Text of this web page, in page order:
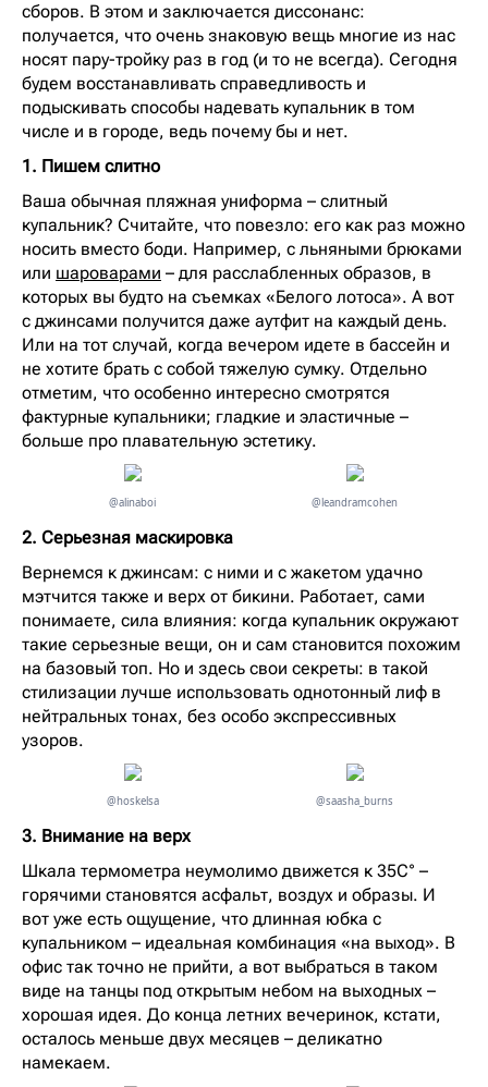
сборов. В этом и заключается диссонанс:
получается, что очень знаковую вещь многие из нас
носят пару-тройку раз в год (и то не всегда). Сегодня
будем восстанавливать справедливость и
подыскивать способы надевать купальник в том
числе и в городе, ведь почему бы и нет.
1. Пишем слитно
Ваша обычная пляжная униформа – слитный
купальник? Считайте, что повезло: его как раз можно
носить вместо боди. Например, с льняными брюками
или шароварами – для расслабленных образов, в
которых вы будто на съемках «Белого лотоса». А вот
с джинсами получится даже аутфит на каждый день.
Или на тот случай, когда вечером идете в бассейн и
не хотите брать с собой тяжелую сумку. Отдельно
отметим, что особенно интересно смотрятся
фактурные купальники; гладкие и эластичные –
больше про плавательную эстетику.
@alinaboi @leandramcohen
2. Серьезная маскировка
Вернемся к джинсам: с ними и с жакетом удачно
мэтчится также и верх от бикини. Работает, сами
понимаете, сила влияния: когда купальник окружают
такие серьезные вещи, он и сам становится похожим
на базовый топ. Но и здесь свои секреты: в такой
стилизации лучше использовать однотонный лиф в
нейтральных тонах, без особо экспрессивных
узоров.
@hoskelsa @saasha_burns
3. Внимание на верх
Шкала термометра неумолимо движется к 35С° –
горячими становятся асфальт, воздух и образы. И
вот уже есть ощущение, что длинная юбка с
купальником – идеальная комбинация «на выход». В
офис так точно не прийти, а вот выбраться в таком
виде на танцы под открытым небом на выходных –
хорошая идея. До конца летних вечеринок, кстати,
осталось меньше двух месяцев – деликатно
намекаем.